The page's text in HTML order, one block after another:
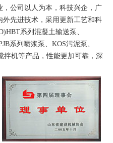
公司以人为本，科技兴企，广
先进技术，采用更新工艺和科
系列混凝土输送泵、
系列喷浆泵、KOS污泥泵、
拌机等产品，性能更加可靠，深